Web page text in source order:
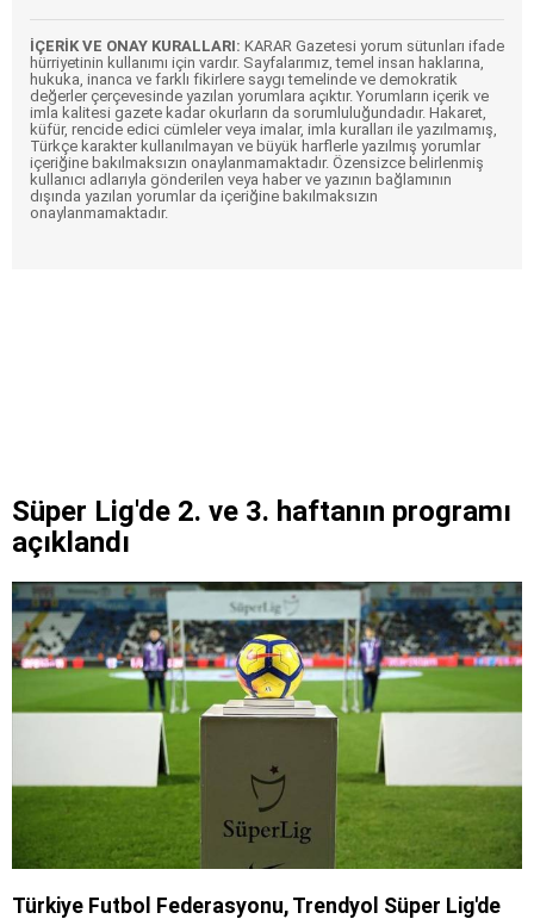
İÇERİK VE ONAY KURALLARI: KARAR Gazetesi yorum sütunları ifade
hürriyetinin kullanımı için vardır. Sayfalarımız, temel insan haklarına,
hukuka, inanca ve farklı fikirlere saygı temelinde ve demokratik
değerler çerçevesinde yazılan yorumlara açıktır. Yorumların içerik ve
imla kalitesi gazete kadar okurların da sorumluluğundadır. Hakaret,
küfür, rencide edici cümleler veya imalar, imla kuralları ile yazılmamış,
Türkçe karakter kullanılmayan ve büyük harflerle yazılmış yorumlar
içeriğine bakılmaksızın onaylanmamaktadır. Özensizce belirlenmiş
kullanıcı adlarıyla gönderilen veya haber ve yazının bağlamının
dışında yazılan yorumlar da içeriğine bakılmaksızın
onaylanmamaktadır.
Süper Lig'de 2. ve 3. haftanın programı
açıklandı
Türkiye Futbol Federasyonu, Trendyol Süper Lig'de